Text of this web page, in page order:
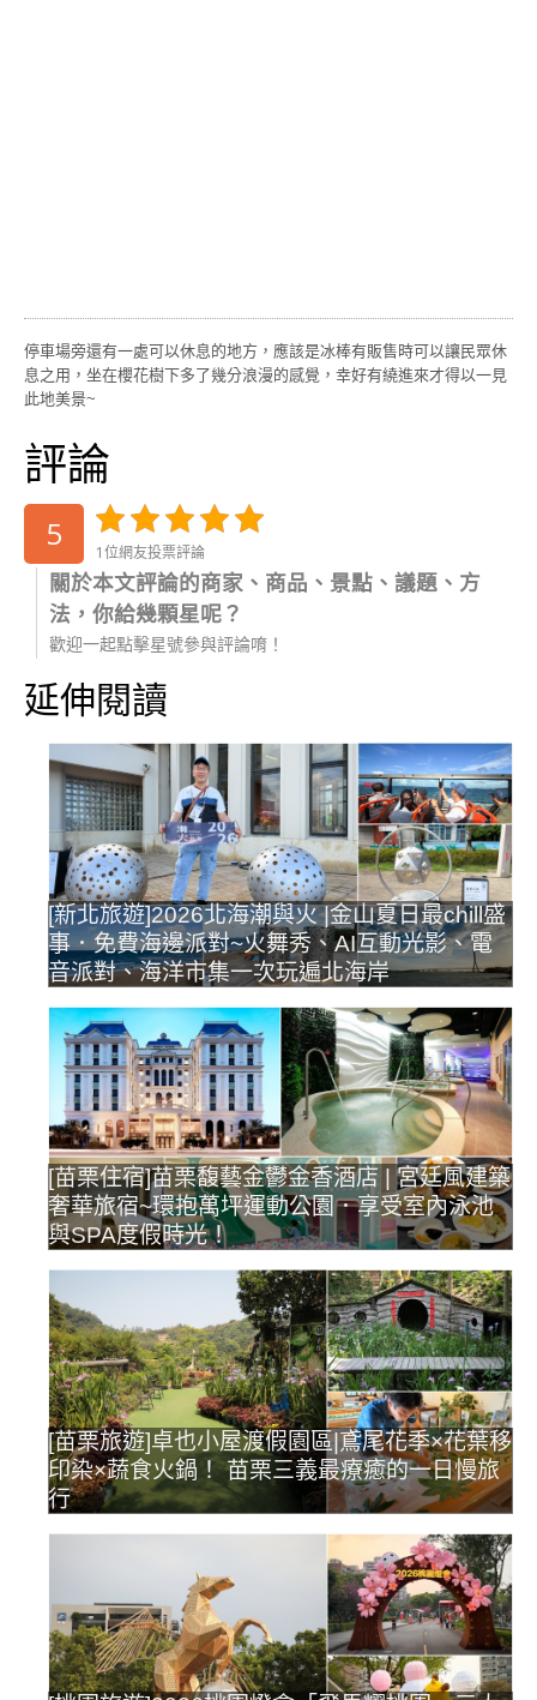
停車場旁還有一處可以休息的地方，應該是冰棒有販售時可以讓民眾休
息之用，坐在櫻花樹下多了幾分浪漫的感覺，幸好有繞進來才得以一見
此地美景~
評論
5 1位網友投票評論
關於本文評論的商家、商品、景點、議題、方
法，你給幾顆星呢？
歡迎一起點擊星號參與評論唷！
延伸閱讀
[新北旅遊]2026北海潮與火 |金山夏日最chill盛
事．免費海邊派對~火舞秀、AI互動光影、電
音派對、海洋市集一次玩遍北海岸
[苗栗住宿]苗栗馥藝金鬱金香酒店 | 宮廷風建築
奢華旅宿~環抱萬坪運動公園．享受室內泳池
與SPA度假時光！
[苗栗旅遊]卓也小屋渡假園區|鳶尾花季×花葉移
印染×蔬食火鍋！ 苗栗三義最療癒的一日慢旅
行